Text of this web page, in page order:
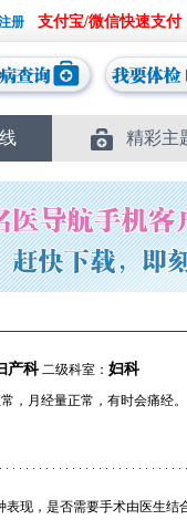
支付宝/微信快速支付
精彩主
产科二级科室： 妇科
，月经量正常，有时会痛经
现，是否需要手术由医生结